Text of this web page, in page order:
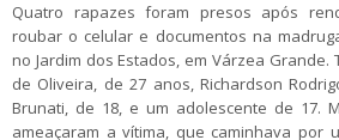
Quatro rapazes foram presos após
roubar o celular e documentos na
no Jardim dos Estados, em Várzea Grande.
de Oliveira, de 27 anos, Richardson
Brunati, de 18, e um adolescente de 17.
ameaçaram a vítima, que caminhava por